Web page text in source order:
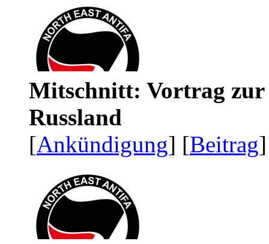
Mitschnitt: Vortrag zur
Russland
[Ankündigung] [Beitrag